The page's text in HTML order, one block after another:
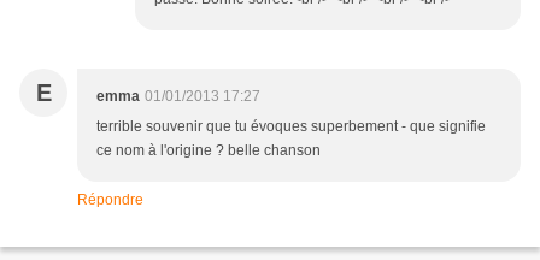
E emma 01/01/2013 17:27
terrible souvenir que tu évoques superbement - que signifie
ce nom à l'origine ? belle chanson
Répondre